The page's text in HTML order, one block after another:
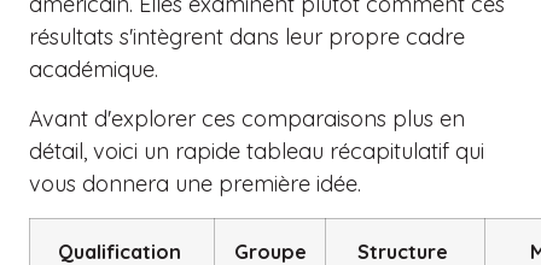
résultats s'intègrent dans leur propre cadre
académique.
Avant d'explorer ces comparaisons plus en
détail, voici un rapide tableau récapitulatif qui
vous donnera une première idée.
Qualification
Groupe
Structure